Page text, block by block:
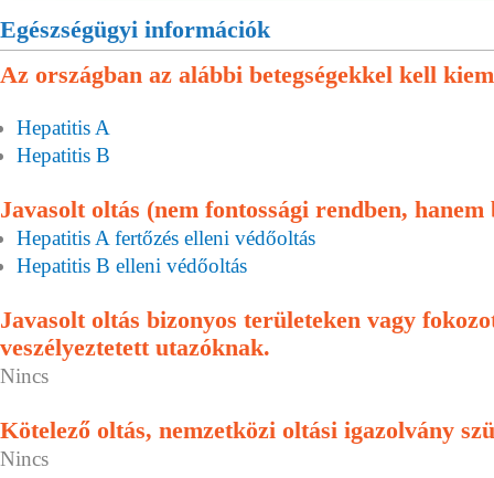
Egészségügyi információk
Az országban az alábbi betegségekkel kell
Hepatitis A
Hepatitis B
Javasolt oltás (nem fontossági rendben, hanem
Hepatitis A fertőzés elleni védőoltás
Hepatitis B elleni védőoltás
Javasolt oltás bizonyos területeken vagy
veszélyeztetett utazóknak.
Nincs
Kötelező oltás, nemzetközi oltási igazolvány
Nincs